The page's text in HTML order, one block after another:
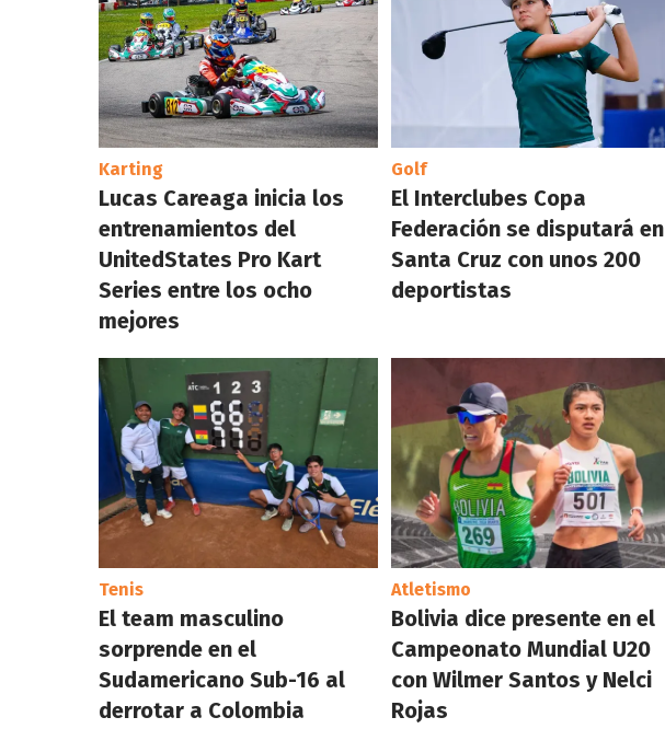
Karting
Lucas Careaga inicia los
entrenamientos del
UnitedStates Pro Kart
Series entre los ocho
mejores
Golf
El Interclubes Copa
Federación se disputará en
Santa Cruz con unos 200
deportistas
Tenis
El team masculino
sorprende en el
Sudamericano Sub-16 al
derrotar a Colombia
Atletismo
Bolivia dice presente en el
Campeonato Mundial U20
con Wilmer Santos y Nelci
Rojas